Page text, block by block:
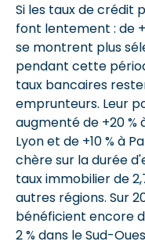
Si les taux de crédit
font lentement : de
se montrent plus
pendant cette
taux bancaires
emprunteurs. Leur
augmenté de +20 %
Lyon et de +10 % à
chère sur la durée
taux immobilier de
autres régions. Sur
bénéficient encore
2 % dans le Sud-